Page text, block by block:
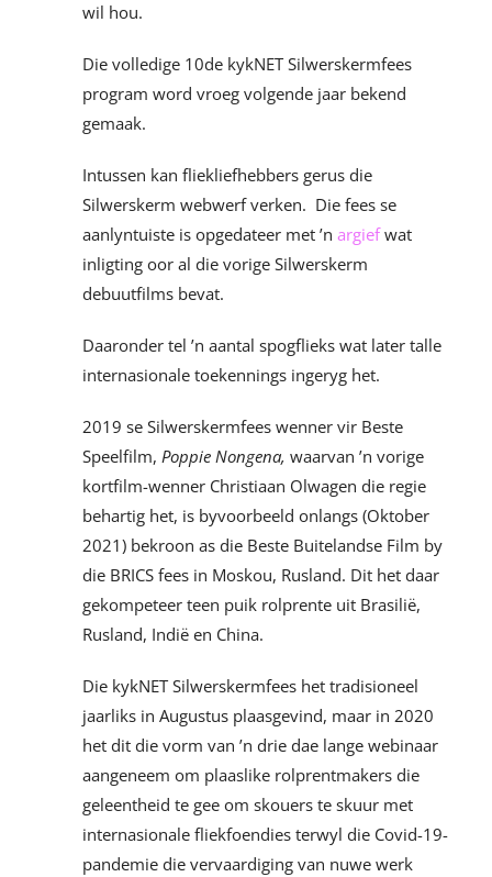
wil hou.
Die volledige 10de kykNET Silwerskermfees
program word vroeg volgende jaar bekend
gemaak.
Intussen kan fliekliefhebbers gerus die
Silwerskerm webwerf verken. Die fees se
aanlyntuiste is opgedateer met ’n argiefwat
inligting oor al die vorige Silwerskerm
debuutfilms bevat.
Daaronder tel ’n aantal spogflieks wat later talle
internasionale toekennings ingeryg het.
2019 se Silwerskermfees wenner vir Beste
Speelfilm, Poppie Nongena, waarvan ’n vorige
kortfilm-wenner Christiaan Olwagen die regie
behartig het, is byvoorbeeld onlangs (Oktober
2021) bekroon as die Beste Buitelandse Film by
die BRICS fees in Moskou, Rusland. Dit het daar
gekompeteer teen puik rolprente uit Brasilië,
Rusland, Indië en China.
Die kykNET Silwerskermfees het tradisioneel
jaarliks in Augustus plaasgevind, maar in 2020
het dit die vorm van ’n drie dae lange webinaar
aangeneem om plaaslike rolprentmakers die
geleentheid te gee om skouers te skuur met
internasionale fliekfoendies terwyl die Covid-19-
pandemie die vervaardiging van nuwe werk